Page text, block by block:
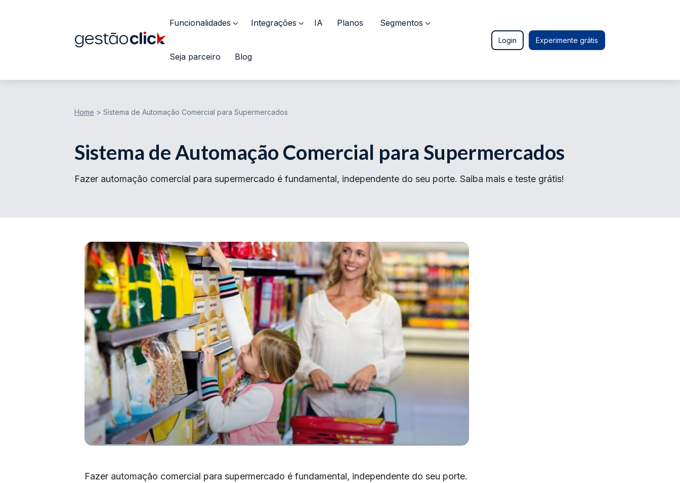
Funcionalidades Integrações IA Planos Segmentos
Seja parceiro Blog
Login Experimente grátis
Home > Sistema de Automação Comercial para Supermercados
Sistema de Automação Comercial para Supermercados
Fazer automação comercial para supermercado é fundamental, independente do seu porte. Saiba mais e teste grátis!
Fazer automação comercial para supermercado é fundamental, independente do seu porte.